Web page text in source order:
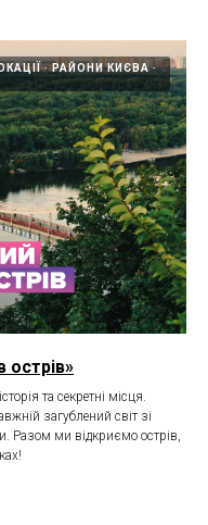
РАЙОНИ КИЄВА
острів»
та секретні місця.
загублений світ зі
Разом ми відкриємо острів,